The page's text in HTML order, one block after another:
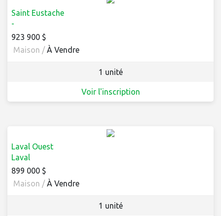
Saint Eustache
-
923 900 $
Maison / À Vendre
1 unité
Voir l'inscription
Laval Ouest
Laval
899 000 $
Maison / À Vendre
1 unité